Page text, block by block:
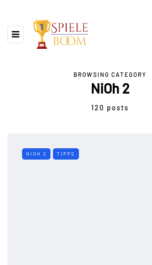
BROWSING CATEGORY
NiOh 2
120 posts
NIOH 2 TIPPS